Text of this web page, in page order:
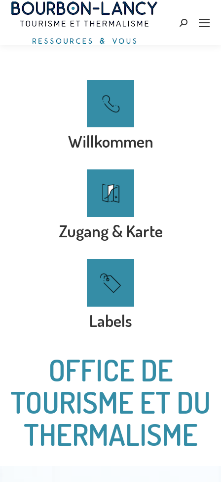
Search:
Willkommen
Zugang & Karte
Labels
OFFICE DE
TOURISME ET DU
THERMALISME